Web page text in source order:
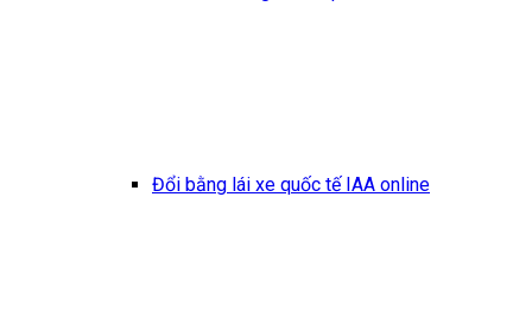
Đổi bằng lái xe quốc tế IAA online